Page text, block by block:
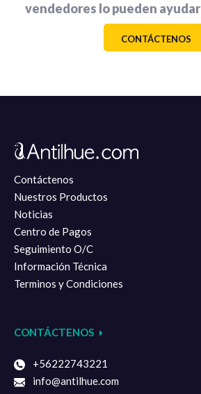
vendedores lo pueden ayudar
CONTÁCTENOS
Contáctenos
Nuestros Productos
Noticias
Centro de Pagos
Seguimiento O/C
Información Técnica
Terminos y Condiciones
CONTÁCTENOS
+56222743221
info@antilhue.com
Bombas
Válvulas
Bobinas
Filtros
Controles